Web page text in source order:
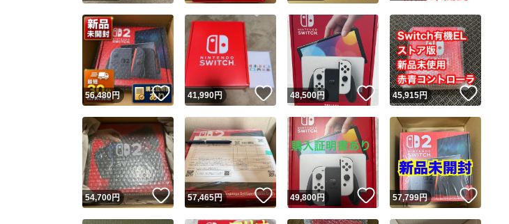
スピード&安心発送
※このバッジは実績に基づく表示であり、発送を保証している
スピード＆安心発送
このユーザーは高頻度で24時
ます
スピード発送 このユーザーは高頻度で24時
安心発送 このユーザーは設定した発送
キャンセル
56,480円 いいね！
41,990円 いいね！
48,500円 いいね！
45,915円 いい
54,700円 いいね！
57,465円 いいね！
49,800円 いいね！
57,799円